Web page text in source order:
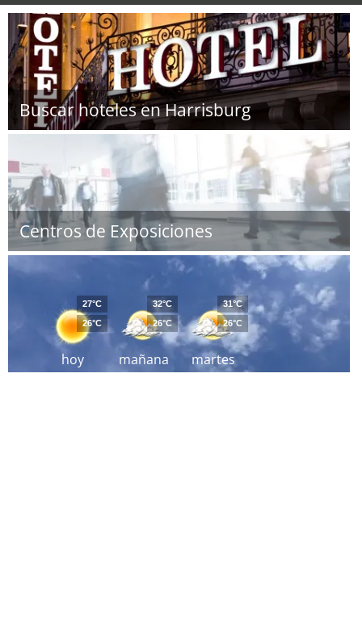
Buscar hoteles en Harrisburg
Centros de Exposiciones
hoy
27°C
26°C
mañana
32°C
26°C
martes
31°C
26°C